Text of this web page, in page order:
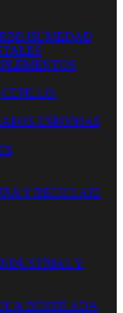
HUMEDAD
ESPONJAS
Y RECICLAJE
Y
DESTILADA